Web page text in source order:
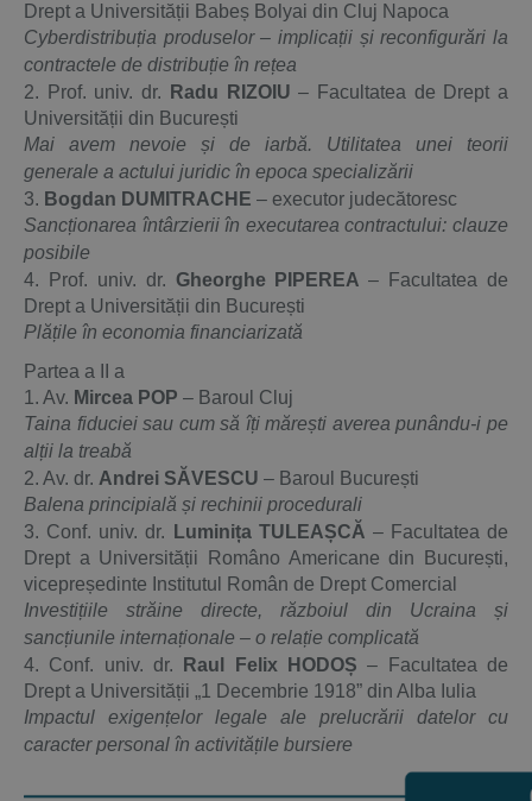
Drept a Universității Babeș Bolyai din Cluj Napoca
Cyberdistribuția produselor – implicații și reconfigurări la
contractele de distribuție în rețea
2. Prof. univ. dr.
Radu RIZOIU – Facultatea de Drept a
Universității din București
Mai avem nevoie și de iarbă. Utilitatea unei teorii
generale a actului juridic în epoca specializării
3. Bogdan DUMITRACHE – executor judecătoresc
Sancționarea întârzierii în executarea contractului: clauze
posibile
4. Prof. univ. dr. Gheorghe PIPEREA– Facultatea de
Drept a Universității din București
Plățile în economia financiarizată
Partea a II a
1. Av. Mircea POP – Baroul Cluj
Taina fiduciei sau cum să îți mărești averea punându-i pe
alții la treabă
2. Av. dr. Andrei SĂVESCU – Baroul București
Balena principială și rechinii procedurali
3. Conf. univ. dr.
Luminița TULEAȘCĂ – Facultatea de
Drept a Universității Româno Americane din București,
vicepreședinte Institutul Român de Drept Comercial
Investițiile străine directe, războiul din Ucraina și
sancțiunile internaționale – o relație complicată
4. Conf. univ. dr.
Raul Felix HODOȘ – Facultatea de
Drept a Universității „1 Decembrie 1918” din Alba Iulia
Impactul exigențelor legale ale prelucrării datelor cu
caracter personal în activitățile bursiere